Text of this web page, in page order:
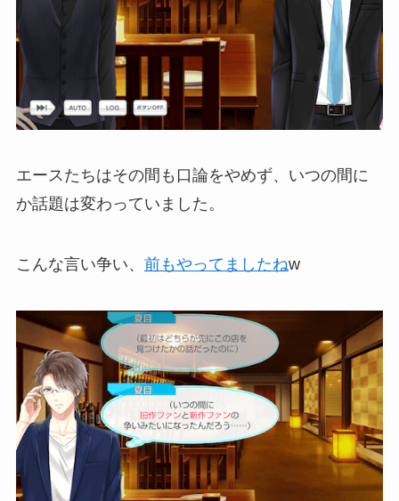
エースたちはその間も口論をやめず、いつの間に
か話題は変わっていました。
こんな言い争い、 前もやってましたねw